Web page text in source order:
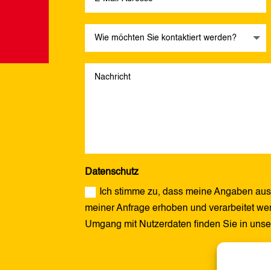
Datenschutz
Ich stimme zu, dass meine Angaben
meiner Anfrage erhoben und verarbeitet
Umgang mit Nutzerdaten finden Sie in